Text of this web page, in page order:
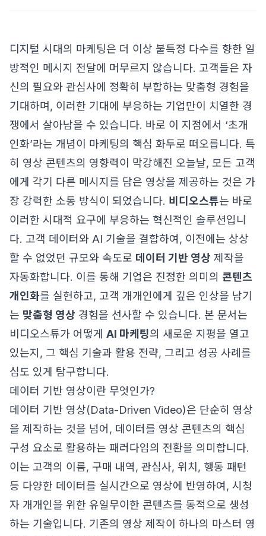
디지털 시대의 마케팅은 더 이상 불특정 다수를 향한 일
방적인 메시지 전달에 머무르지 않습니다. 고객들은 자
신의 필요와 관심사에 정확히 부합하는 맞춤형 경험을
기대하며, 이러한 기대에 부응하는 기업만이 치열한 경
쟁에서 살아남을 수 있습니다. 바로 이 지점에서 ‘초개
인화’라는 개념이 마케팅의 핵심 화두로 떠오릅니다. 특
히 영상 콘텐츠의 영향력이 막강해진 오늘날, 모든 고객
에게 각기 다른 메시지를 담은 영상을 제공하는 것은 가
장 강력한 소통 방식이 되었습니다. 비디오스튜는 바로
이러한 시대적 요구에 부응하는 혁신적인 솔루션입니
다. 고객 데이터와 AI 기술을 결합하여, 이전에는 상상
할 수 없었던 규모와 속도로 데이터 기반 영상 제작을
자동화합니다. 이를 통해 기업은 진정한 의미의 콘텐츠
개인화를 실현하고, 고객 개개인에게 깊은 인상을 남기
는 맞춤형 영상 경험을 선사할 수 있습니다. 본 문서는
비디오스튜가 어떻게 AI 마케팅의 새로운 지평을 열고
있는지, 그 핵심 기술과 활용 전략, 그리고 성공 사례를
심도 있게 탐구합니다.
데이터 기반 영상이란 무엇인가?
데이터 기반 영상(Data-Driven Video)은 단순히 영상
을 제작하는 것을 넘어, 데이터를 영상 콘텐츠의 핵심
구성 요소로 활용하는 패러다임의 전환을 의미합니다.
이는 고객의 이름, 구매 내역, 관심사, 위치, 행동 패턴
등 다양한 데이터를 실시간으로 영상에 반영하여, 시청
자 개개인을 위한 유일무이한 콘텐츠를 동적으로 생성
하는 기술입니다. 기존의 영상 제작이 하나의 마스터 영